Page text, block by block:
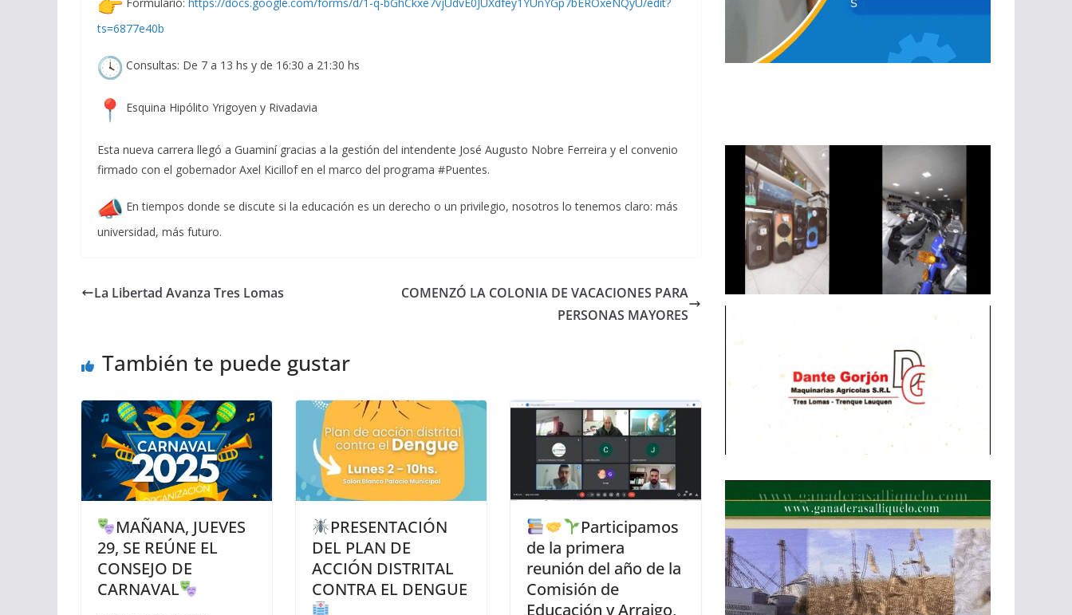
ts=6877e40b
Consultas: De 7 a 13 hs y de 16:30 a 21:30 hs
Esquina Hipólito Yrigoyen y Rivadavia
Esta nueva carrera llegó a Guaminí gracias a la gestión del intendente José Augusto Nobre Ferreira y el convenio
firmado con el gobernador Axel Kicillof en el marco del programa #Puentes.
En tiempos donde se discute si la educación es un derecho o un privilegio, nosotros lo tenemos claro: más
universidad, más futuro.
La Libertad Avanza Tres Lomas
COMENZÓ LA COLONIA DE VACACIONES PARA
PERSONAS MAYORES
También te puede gustar
MAÑANA, JUEVES
29, SE REÚNE EL
CONSEJO DE
CARNAVAL
PRESENTACIÓN
DEL PLAN DE
ACCIÓN DISTRITAL
CONTRA EL DENGUE
Participamos
de la primera
reunión del año de la
Comisión de
Educación y Arraigo,